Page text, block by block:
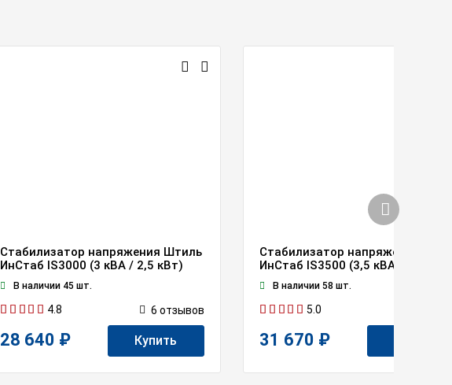
Стабилизатор напряжения Штиль
ИнСтаб IS3000 (3 кВА / 2,5 кВт)
В наличии 45 шт.
4.8 6 отзывов
28 640 ₽ Купить
Стабилизатор напряжения
ИнСтаб IS3500 (3,5 кВА / 2,75
В наличии 58 шт.
5.0
31 670 ₽